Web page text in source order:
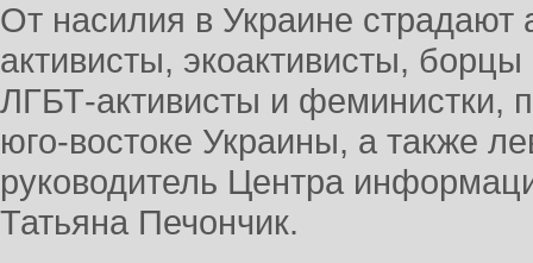
От насилия в Украине страдают
активисты, экоактивисты, борцы
ЛГБТ-активисты и феминистки,
юго-востоке Украины, а также
руководитель Центра
Татьяна Печончик.